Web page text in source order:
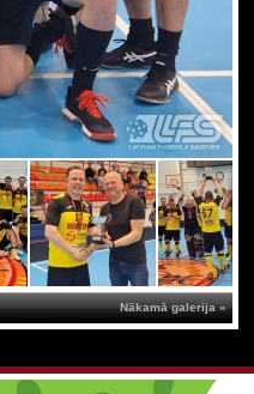
Nākamā galerija »